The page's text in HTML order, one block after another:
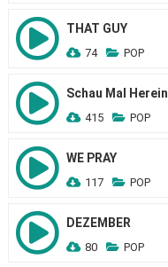
THAT GUY
74 POP
Schau Mal Herein
415 POP
WE PRAY
117 POP
DEZEMBER
80 POP